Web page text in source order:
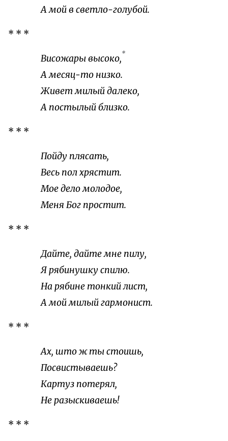
А мой в светло-голубой.
* * *
Висожары высоко,*
А месяц-то низко.
Живет милый далеко,
А постылый близко.
* * *
Пойду плясать,
Весь пол хрястит.
Мое дело молодое,
Меня Бог простит.
* * *
Дайте, дайте мне пилу,
Я рябинушку спилю.
На рябине тонкий лист,
А мой милый гармонист.
* * *
Ах, што ж ты стоишь,
Посвистываешь?
Картуз потерял,
Не разыскиваешь!
* * *